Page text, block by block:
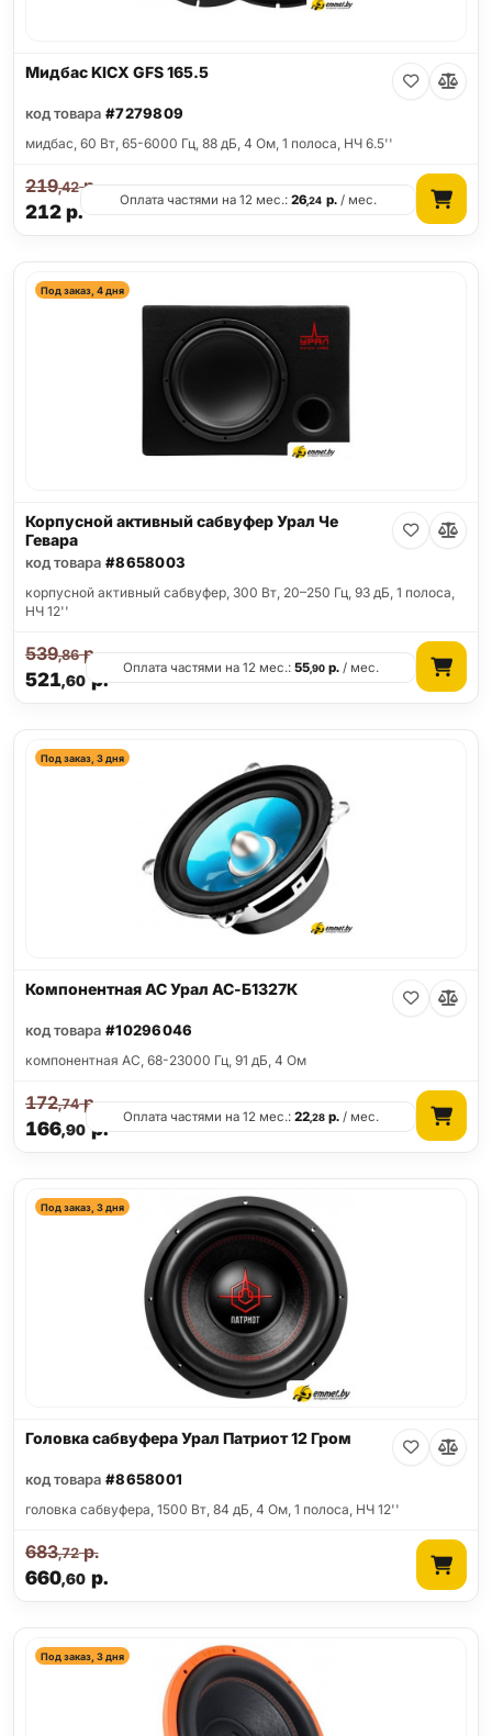
Мидбас KICX GFS 165.5
код товара #7279809
мидбас, 60 Вт, 65-6000 Гц, 88 дБ, 4 Ом, 1 полоса, НЧ 6.5''
212р.
219,42р.
Оплата частями на 12 мес.:26,24 р./ мес.
Под заказ, 4 дня
Корпусной активный сабвуфер Урал Че
Гевара
код товара #8658003
корпусной активный сабвуфер, 300 Вт, 20–250 Гц, 93 дБ, 1 полоса,
НЧ 12''
521,60р.
539,86р.
Оплата частями на 12 мес.:55,90 р. / мес.
Под заказ, 3 дня
Компонентная АС Урал АС-Б1327К
код товара #10296046
компонентная АС, 68-23000 Гц, 91 дБ, 4 Ом
166,90р.
172,74р.
Оплата частями на 12 мес.:22,28 р. / мес.
Под заказ, 3 дня
Головка сабвуфера Урал Патриот 12 Гром
код товара #8658001
головка сабвуфера, 1500 Вт, 84 дБ, 4 Ом, 1 полоса, НЧ 12''
660,60р.
683,72р.
Под заказ, 3 дня